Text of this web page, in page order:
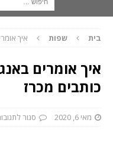
בית שפות איך
איך אומרים
כותבים מכרז
מאי 6, 2020 סגור